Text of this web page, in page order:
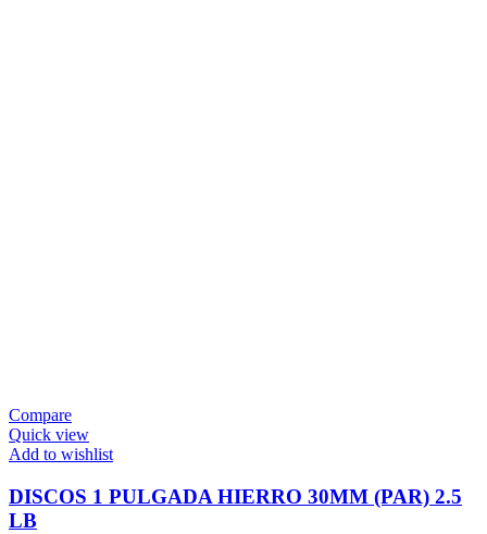
Compare
Quick view
Add to wishlist
DISCOS 1 PULGADA HIERRO 30MM (PAR) 2.5
LB